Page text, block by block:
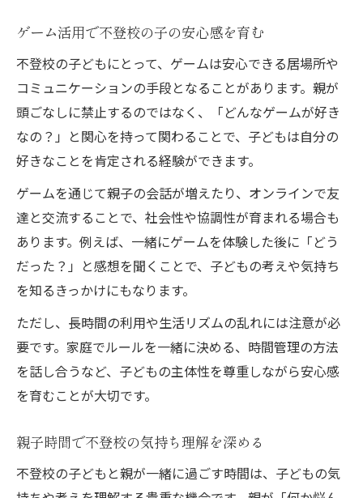
家庭学習が不登校の子の自信に繋がる理由
ゲーム活用で不登校の子の安心感を育む
不登校の子どもにとって、ゲームは安心できる居場所や
コミュニケーションの手段となることがあります。親が
頭ごなしに禁止するのではなく、「どんなゲームが好き
なの？」と関心を持って関わることで、子どもは自分の
好きなことを肯定される経験ができます。
ゲームを通じて親子の会話が増えたり、オンラインで友
達と交流することで、社会性や協調性が育まれる場合も
あります。例えば、一緒にゲームを体験した後に「どう
だった？」と感想を聞くことで、子どもの考えや気持ち
を知るきっかけにもなります。
ただし、長時間の利用や生活リズムの乱れには注意が必
要です。家庭でルールを一緒に決める、時間管理の方法
を話し合うなど、子どもの主体性を尊重しながら安心感
を育むことが大切です。
親子時間で不登校の気持ち理解を深める
不登校の子どもと親が一緒に過ごす時間は、子どもの気